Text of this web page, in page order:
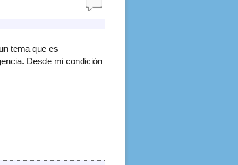
tema que es
Desde mi condición